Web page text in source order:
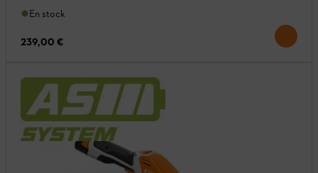
En stock
239,00 €